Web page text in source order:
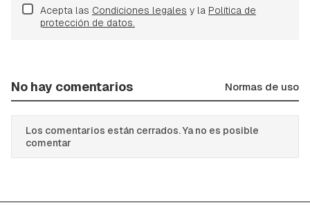
Acepta las Condiciones legales y la Política de
protección de datos.
No hay comentarios Normas de uso
Los comentarios están cerrados. Ya no es posible
comentar